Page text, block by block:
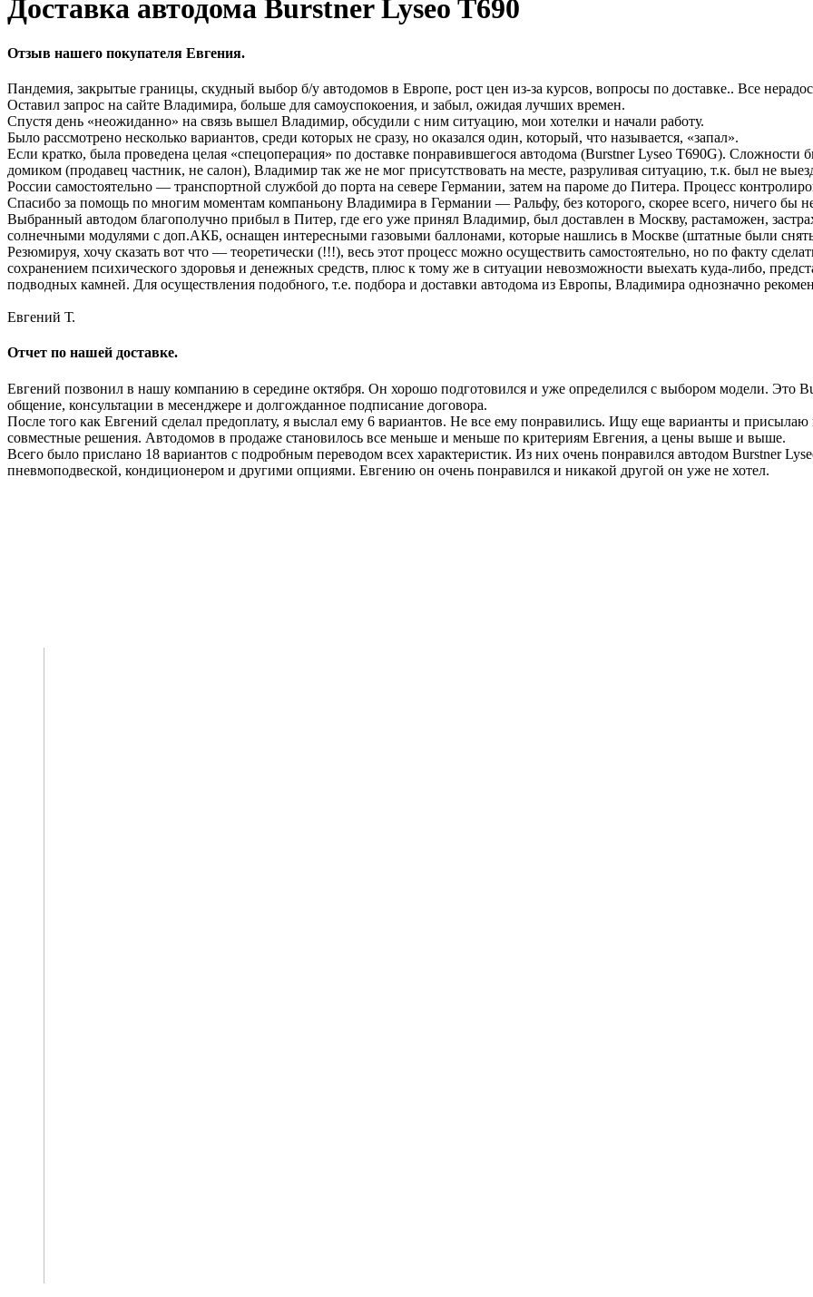
Доставка автодома Burstner Lyseo T690
Отзыв нашего покупателя Евгения.
Пандемия, закрытые границы, скудный выбор б/у автодомов в Европе, рост цен из-за курсов, вопросы по доставке.. Все
Оставил запрос на сайте Владимира, больше для самоуспокоения, и забыл, ожидая лучших времен.
Спустя день «неожиданно» на связь вышел Владимир, обсудили с ним ситуацию, мои хотелки и начали работу.
Было рассмотрено несколько вариантов, среди которых не сразу, но оказался один, который, что называется, «запал».
Если кратко, была проведена целая «спецоперация» по доставке понравившегося автодома (Burstner Lyseo T690G). Сложности
домиком (продавец частник, не салон), Владимир так же не мог присутствовать на месте, разруливая ситуацию, т.к. был не
России самостоятельно — транспортной службой до порта на севере Германии, затем на пароме до Питера. Процесс
Спасибо за помощь по многим моментам компаньону Владимира в Германии — Ральфу, без которого, скорее всего, ничего бы
Выбранный автодом благополучно прибыл в Питер, где его уже принял Владимир, был доставлен в Москву, растаможен,
солнечными модулями с доп.АКБ, оснащен интересными газовыми баллонами, которые нашлись в Москве (штатные были
Резюмируя, хочу сказать вот что — теоретически (!!!), весь этот процесс можно осуществить самостоятельно, но по факту
сохранением психического здоровья и денежных средств, плюс к тому же в ситуации невозможности выехать куда-либо,
подводных камней. Для осуществления подобного, т.е. подбора и доставки автодома из Европы, Владимира однозначно
Евгений Т.
Отчет по нашей доставке.
Евгений позвонил в нашу компанию в середине октября. Он хорошо подготовился и уже определился с выбором модели. Это
общение, консультации в месенджере и долгожданное подписание договора.
После того как Евгений сделал предоплату, я выслал ему 6 вариантов. Не все ему понравились. Ищу еще варианты и
совместные решения. Автодомов в продаже становилось все меньше и меньше по критериям Евгения, а цены выше и выше.
Всего было прислано 18 вариантов с подробным переводом всех характеристик. Из них очень понравился автодом Burstner
пневмоподвеской, кондиционером и другими опциями. Евгению он очень понравился и никакой другой он уже не хотел.